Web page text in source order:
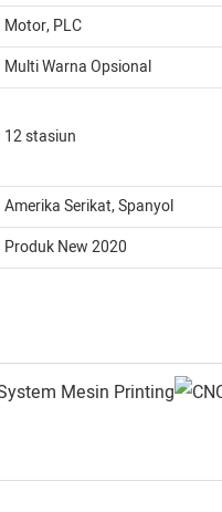
Motor, PLC
Multi Warna Opsional
12 stasiun
Amerika Serikat, Spanyol
Produk New 2020